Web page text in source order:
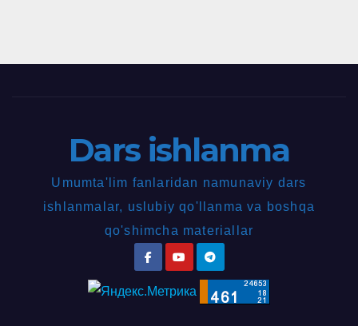
Dars ishlanma
Umumta'lim fanlaridan namunaviy dars
ishlanmalar, uslubiy qo'llanma va boshqa
qo'shimcha materiallar